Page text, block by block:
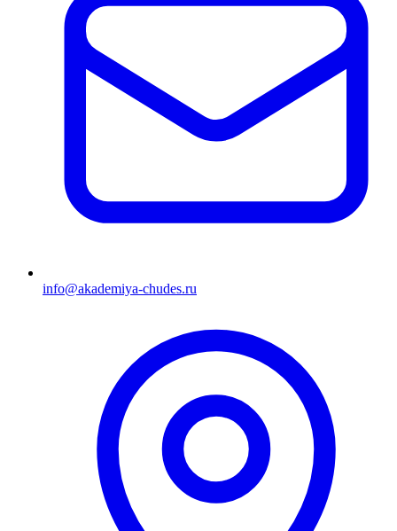
info@akademiya-chudes.ru